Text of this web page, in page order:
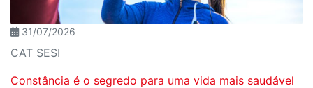
31/07/2026
CAT SESI
Constância é o segredo para uma vida mais saudável